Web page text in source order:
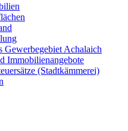
Gewerbegebiet Achalaich
Immobilienangebote
(Stadtkämmerei)